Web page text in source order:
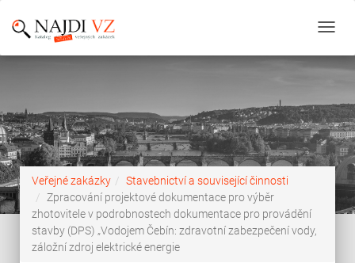
Veřejné zakázky
Stavebnictví a související činnosti
Zpracování projektové dokumentace pro výběr
zhotovitele v podrobnostech dokumentace pro provádění
stavby (DPS) „Vodojem Čebín: zdravotní zabezpečení vody,
záložní zdroj elektrické energie